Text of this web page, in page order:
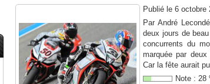
Publié le 6 octobre
Par André
deux jours de
concurrents du
marquée par
Car la fête aurait
Note : 28